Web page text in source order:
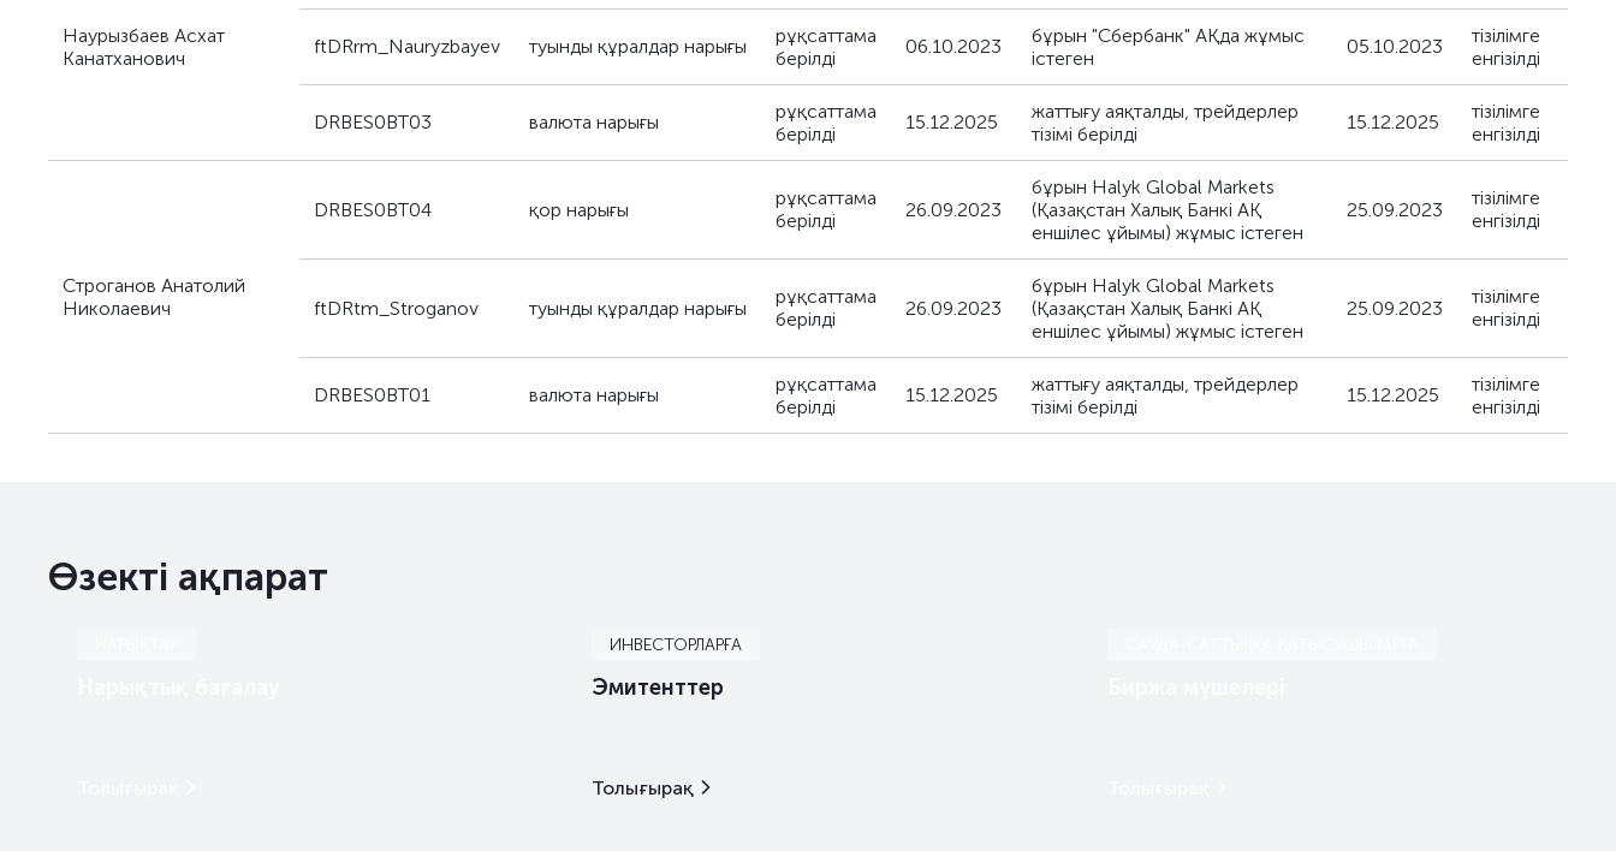
Наурызбаев Асхат
Канатханович
ftDRrm_Nauryzbayev туынды құралдар нарығы
рұқсаттама
берілді
06.10.2023
бұрын "Сбербанк" АҚда жұмыс
істеген
05.10.2023
тізілімге
енгізілді
DRBES0BT03 валюта нарығы
рұқсаттама
берілді
15.12.2025
жаттығу аяқталды, трейдерлер
тізімі берілді
15.12.2025
тізілімге
енгізілді
Строганов Анатолий
Николаевич
DRBES0BT04 қор нарығы
рұқсаттама
берілді
26.09.2023
бұрын Halyk Global Markets
(Қазақстан Халық Банкі АҚ
еншілес ұйымы) жұмыс істеген
25.09.2023
тізілімге
енгізілді
ftDRtm_Stroganov туынды құралдар нарығы
рұқсаттама
берілді
26.09.2023
бұрын Halyk Global Markets
(Қазақстан Халық Банкі АҚ
еншілес ұйымы) жұмыс істеген
25.09.2023
тізілімге
енгізілді
DRBES0BT01 валюта нарығы
рұқсаттама
берілді
15.12.2025
жаттығу аяқталды, трейдерлер
тізімі берілді
15.12.2025
тізілімге
енгізілді
Өзекті ақпарат
ИНВЕСТОРЛАРҒА
Эмитенттер
Толығырақ